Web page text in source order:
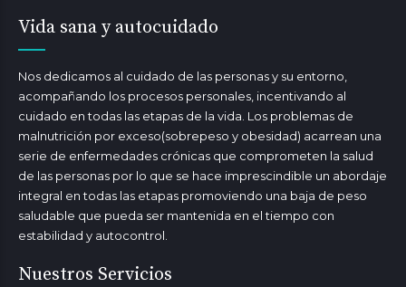
Vida sana y autocuidado
Nos dedicamos al cuidado de las personas y su entorno,
acompañando los procesos personales, incentivando al
cuidado en todas las etapas de la vida. Los problemas de
malnutrición por exceso(sobrepeso y obesidad) acarrean una
serie de enfermedades crónicas que comprometen la salud
de las personas por lo que se hace imprescindible un abordaje
integral en todas las etapas promoviendo una baja de peso
saludable que pueda ser mantenida en el tiempo con
estabilidad y autocontrol.
Nuestros Servicios